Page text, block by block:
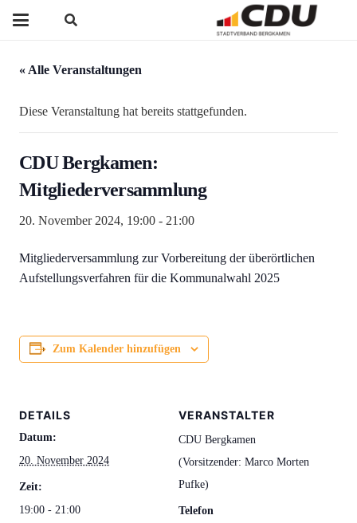
« Alle Veranstaltungen
Diese Veranstaltung hat bereits stattgefunden.
CDU Bergkamen:
Mitgliederversammlung
20. November 2024, 19:00 - 21:00
Mitgliederversammlung zur Vorbereitung der überörtlichen
Aufstellungsverfahren für die Kommunalwahl 2025
Zum Kalender hinzufügen
DETAILS
Datum:
20. November 2024
Zeit:
19:00 - 21:00
VERANSTALTER
CDU Bergkamen
(Vorsitzender: Marco Morten
Pufke)
Telefon